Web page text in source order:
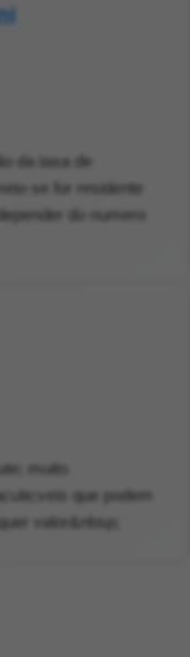
da taxa de
se for residente
do numero
muito
que podem
valor&nbsp;